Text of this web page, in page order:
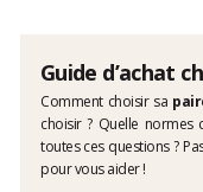
Guide d’achat
Comment choisir sa
choisir ? Quelle
toutes ces questions ?
pour vous aider !